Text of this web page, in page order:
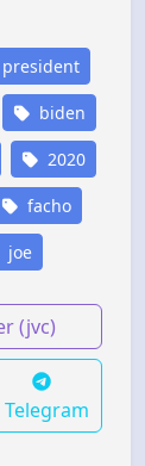
president
biden
2020
facho
joe
(jvc)
Telegram